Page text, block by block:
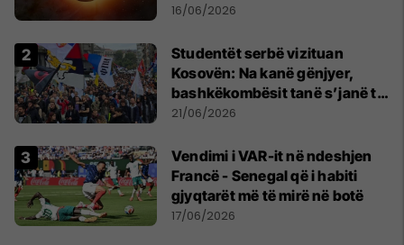
shekullit të 21-të
16/06/2026
Studentët serbë vizituan
Kosovën: Na kanë gënjyer,
bashkëkombësit tanë s’janë të
shtypur
21/06/2026
Vendimi i VAR-it në ndeshjen
Francë - Senegal që i habiti
gjyqtarët më të mirë në botë
17/06/2026